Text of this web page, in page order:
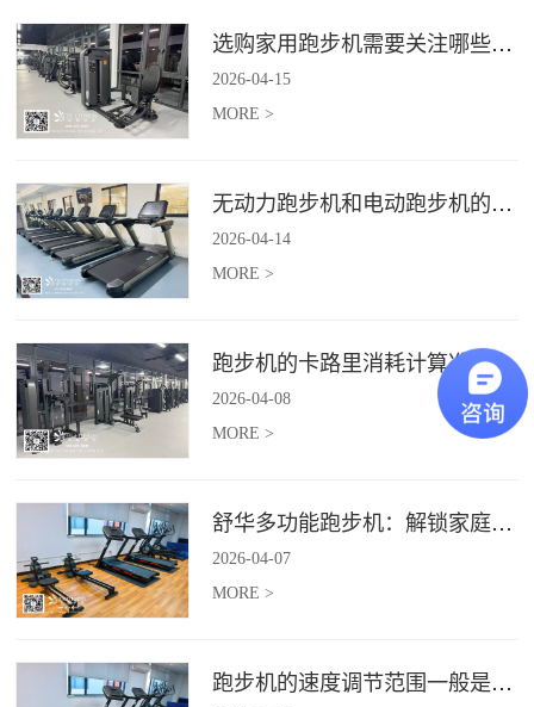
选购家用跑步机需要关注哪些核心参数？
2026-04-15
MORE >
无动力跑步机和电动跑步机的区别是什么？
2026-04-14
MORE >
跑步机的卡路里消耗计算准确吗？
2026-04-08
MORE >
舒华多功能跑步机：解锁家庭健身新体验（体楷体育）
2026-04-07
MORE >
跑步机的速度调节范围一般是多少？